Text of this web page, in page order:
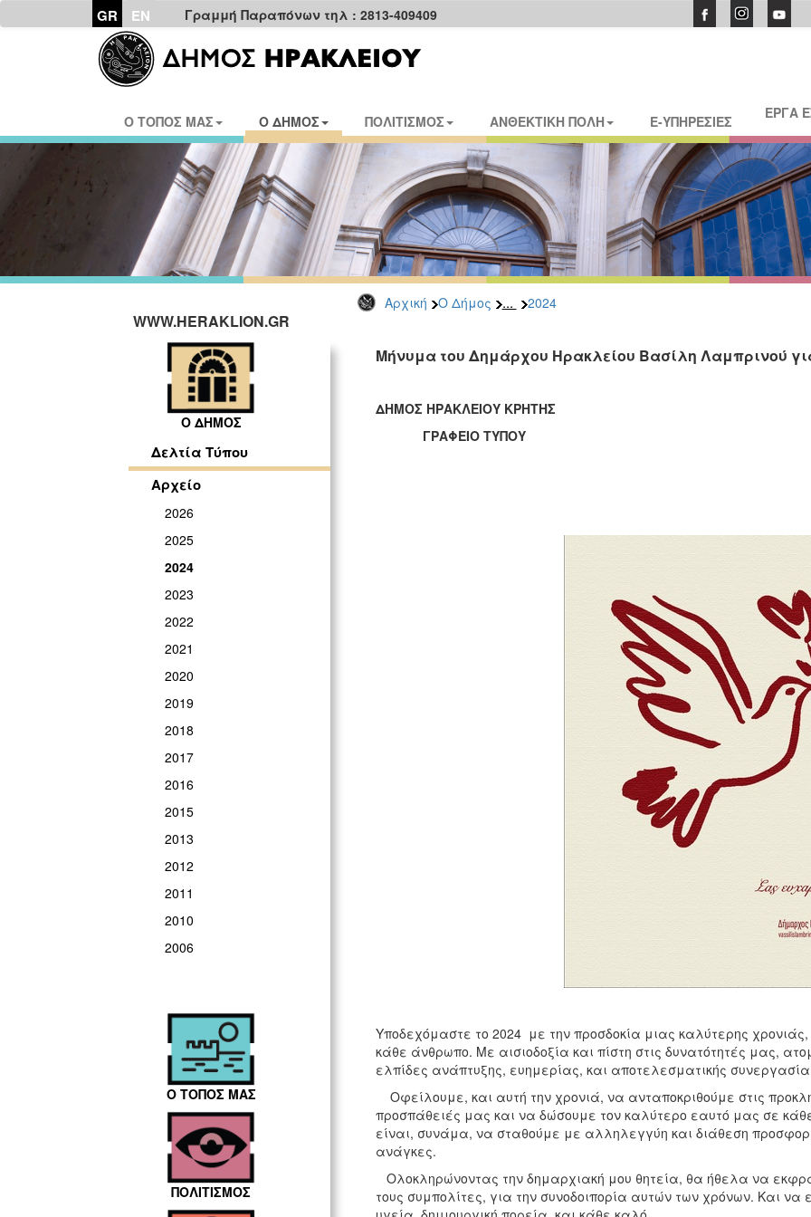
GR EN Γραμμή Παραπόνων τηλ : 2813-409409
Ο ΤΟΠΟΣ ΜΑΣ Ο ΔΗΜΟΣ ΠΟΛΙΤΙΣΜΟΣ ΑΝΘΕΚΤΙΚΗ ΠΟΛΗ E-ΥΠΗΡΕΣΙΕΣ ΕΡΓΑ
Αρχική Ο Δήμος ... 2024
WWW.HERAKLION.GR
Ο ΔΗΜΟΣ
Δελτία Τύπου
Αρχείο
2026
2025
2024
2023
2022
2021
2020
2019
2018
2017
2016
2015
2013
2012
2011
2010
2006
Ο ΤΟΠΟΣ ΜΑΣ
ΠΟΛΙΤΙΣΜΟΣ
Μήνυμα του Δημάρχου Ηρακλείου Βασίλη Λαμπρινού
ΔΗΜΟΣ ΗΡΑΚΛΕΙΟΥ ΚΡΗΤΗΣ
ΓΡΑΦΕΙΟ ΤΥΠΟΥ
Υποδεχόμαστε το 2024 με την προσδοκία μιας καλύτερης
κάθε άνθρωπο. Με αισιοδοξία και πίστη στις δυνατότητές μας,
ελπίδες ανάπτυξης, ευημερίας, και αποτελεσματικής
Οφείλουμε, και αυτή την χρονιά, να ανταποκριθούμε στις
προσπάθειές μας και να δώσουμε τον καλύτερο εαυτό μας σε
είναι, συνάμα, να σταθούμε με αλληλεγγύη και διάθεση
ανάγκες.
Ολοκληρώνοντας την δημαρχιακή μου θητεία, θα ήθελα να
τους συμπολίτες, για την συνοδοιπορία αυτών των χρόνων. Και